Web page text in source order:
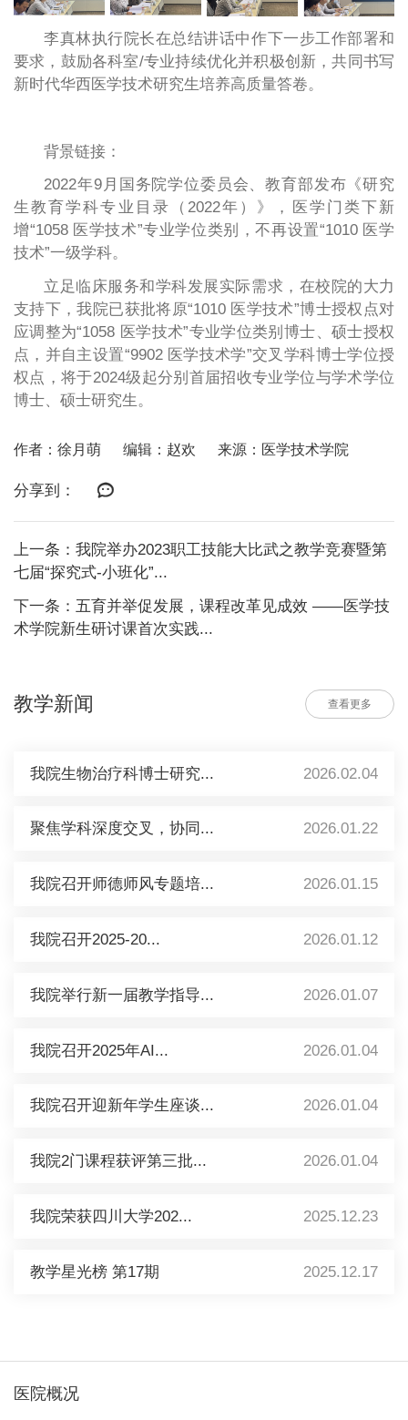
李真林执行院长在总结讲话中作下一步工作部署和
要求，鼓励各科室/专业持续优化并积极创新，共同书写
新时代华西医学技术研究生培养高质量答卷。
背景链接：
2022年9月国务院学位委员会、教育部发布《研究
生教育学科专业目录（2022年）》，医学门类下新
增“1058 医学技术”专业学位类别，不再设置“1010 医学
技术”一级学科。
立足临床服务和学科发展实际需求，在校院的大力
支持下，我院已获批将原“1010 医学技术”博士授权点对
应调整为“1058 医学技术”专业学位类别博士、硕士授权
点，并自主设置“9902 医学技术学”交叉学科博士学位授
权点，将于2024级起分别首届招收专业学位与学术学位
博士、硕士研究生。
作者：徐月萌 编辑：赵欢 来源：医学技术学院
分享到：
上一条：我院举办2023职工技能大比武之教学竞赛暨第
七届“探究式-小班化”...
下一条：五育并举促发展，课程改革见成效 ——医学技
术学院新生研讨课首次实践...
教学新闻 查看更多
我院生物治疗科博士研究... 2026.02.04
聚焦学科深度交叉，协同... 2026.01.22
我院召开师德师风专题培... 2026.01.15
我院召开2025-20... 2026.01.12
我院举行新一届教学指导... 2026.01.07
我院召开2025年AI... 2026.01.04
我院召开迎新年学生座谈... 2026.01.04
我院2门课程获评第三批... 2026.01.04
我院荣获四川大学202... 2025.12.23
教学星光榜 第17期 2025.12.17
医院概况